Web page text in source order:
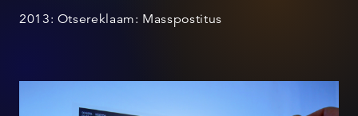
2013: Otsereklaam: Masspostitus